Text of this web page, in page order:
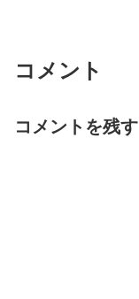
コメント
コメントを残す